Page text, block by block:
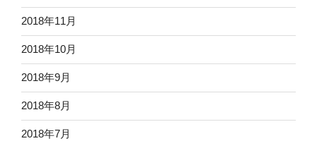
2018年11月
2018年10月
2018年9月
2018年8月
2018年7月